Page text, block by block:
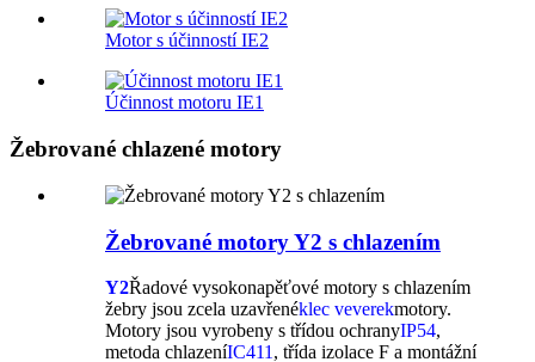
Motor s účinností IE2
Účinnost motoru IE1
Žebrované chlazené motory
Žebrované motory Y2 s chlazením
Y2Řadové vysokonapěťové motory s chlazením
žebry jsou zcela uzavřenéklec veverekmotory.
Motory jsou vyrobeny s třídou ochranyIP54,
metoda chlazeníIC411 , třída izolace F a montážní